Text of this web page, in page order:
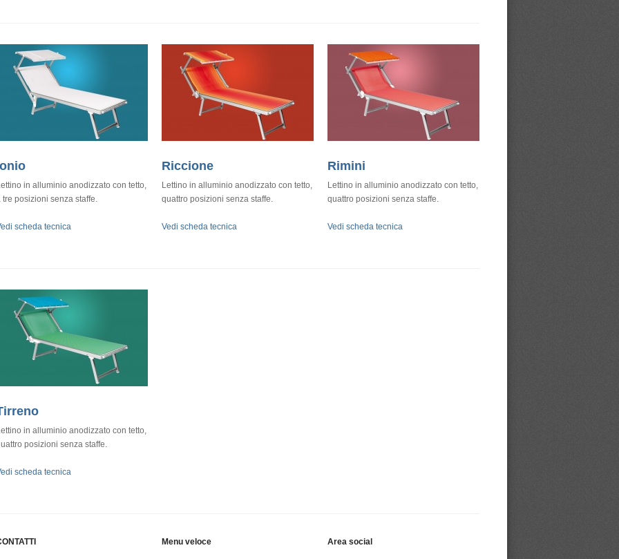
in alluminio anodizzato con tetto,
tre posizioni senza staffe.
scheda tecnica
Riccione
Lettino in alluminio anodizzato con tetto,
quattro posizioni senza staffe.
Vedi scheda tecnica
Rimini
Lettino in alluminio anodizzato con tetto,
quattro posizioni senza staffe.
Vedi scheda tecnica
in alluminio anodizzato con tetto,
posizioni senza staffe.
scheda tecnica
Menu veloce Area social